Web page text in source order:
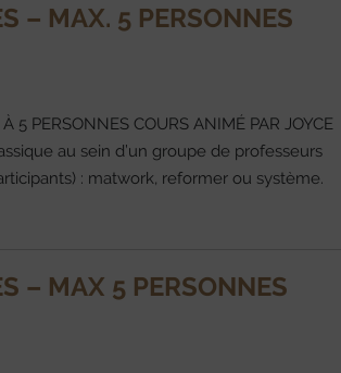
– MAX. 5 PERSONNES
5 PERSONNES COURS ANIMÉ PAR JOYCE
au sein d’un groupe de professeurs
: matwork, reformer ou
– MAX 5 PERSONNES